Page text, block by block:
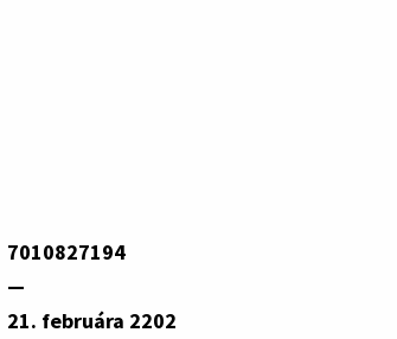
7010827194
—
21. februára 2202